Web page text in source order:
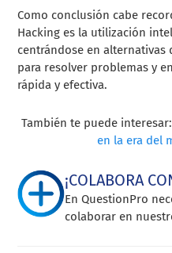
Como conclusión cabe
Hacking es la utilización
centrándose en alternativas
para resolver problemas y
rápida y efectiva.
También te puede interesar:
en la era del
¡COLABORA
En QuestionPro
colaborar en